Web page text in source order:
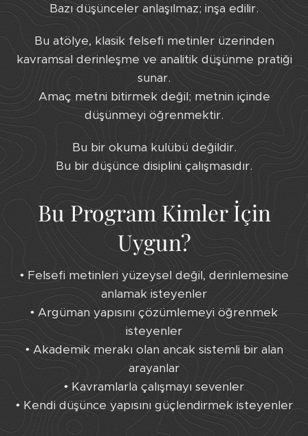
Bazı düşünceler anlaşılmaz; inşa edilir.
Bu atölye, klasik felsefi metinler üzerinden
kavramsal derinleşme ve analitik düşünme pratiği
sunar.
Amaç metni bitirmek değil; metnin içinde
düşünmeyi öğrenmektir.
Bu bir okuma kulübü değildir.
Bu bir düşünce disiplini çalışmasıdır.
Bu Program Kimler İçin
Uygun?
• Felsefi metinleri yüzeysel değil, derinlemesine
anlamak isteyenler
• Argüman yapısını çözümlemeyi öğrenmek
isteyenler
• Akademik merakı olan ancak sistemli bir alan
arayanlar
• Kavramlarla çalışmayı sevenler
• Kendi düşünce yapısını güçlendirmek isteyenler